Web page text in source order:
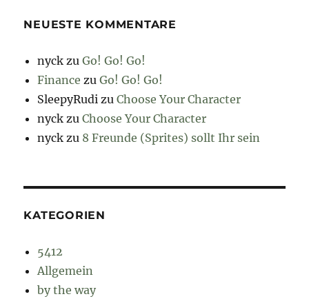
NEUESTE KOMMENTARE
nyck zuGo! Go! Go!
Finance zuGo! Go! Go!
SleepyRudi zuChoose Your Character
nyck zuChoose Your Character
nyck zu 8 Freunde (Sprites) sollt Ihr sein
KATEGORIEN
5412
Allgemein
by the way